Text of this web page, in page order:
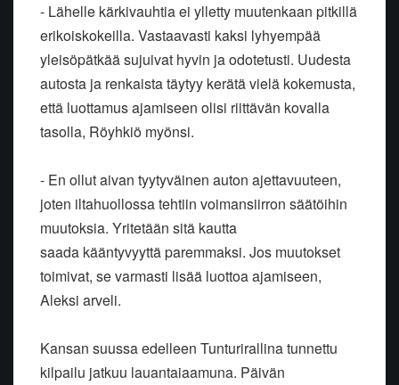
- Lähelle kärkivauhtia ei ylletty muutenkaan pitkillä
erikoiskokeilla. Vastaavasti kaksi lyhyempää
yleisöpätkää sujuivat hyvin ja odotetusti. Uudesta
autosta ja renkaista täytyy kerätä vielä kokemusta,
että luottamus ajamiseen olisi riittävän kovalla
tasolla, Röyhkiö myönsi.
- En ollut aivan tyytyväinen auton ajettavuuteen,
joten iltahuollossatehtiin voimansiirron säätöihin
muutoksia. Yritetään sitä kautta
saada kääntyvyyttä paremmaksi. Jos muutokset
toimivat, se varmasti lisää luottoa ajamiseen,
Aleksi arveli.
Kansan suussa edelleen Tunturirallina tunnettu
kilpailu jatkuu lauantaiaamuna. Päivän